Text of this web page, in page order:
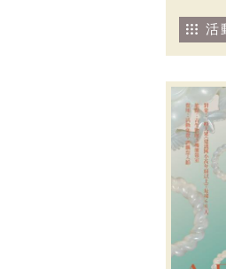
活